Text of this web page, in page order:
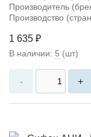
Производитель
Производство
1 635 ₽
В наличии: 5 (шт)
- +